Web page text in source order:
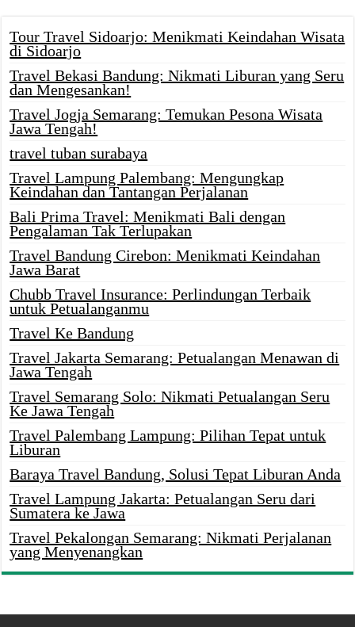
Tour Travel Sidoarjo: Menikmati Keindahan Wisata
di Sidoarjo
Travel Bekasi Bandung: Nikmati Liburan yang Seru
dan Mengesankan!
Travel Jogja Semarang: Temukan Pesona Wisata
Jawa Tengah!
travel tuban surabaya
Travel Lampung Palembang: Mengungkap
Keindahan dan Tantangan Perjalanan
Bali Prima Travel: Menikmati Bali dengan
Pengalaman Tak Terlupakan
Travel Bandung Cirebon: Menikmati Keindahan
Jawa Barat
Chubb Travel Insurance: Perlindungan Terbaik
untuk Petualanganmu
Travel Ke Bandung
Travel Jakarta Semarang: Petualangan Menawan di
Jawa Tengah
Travel Semarang Solo: Nikmati Petualangan Seru
Ke Jawa Tengah
Travel Palembang Lampung: Pilihan Tepat untuk
Liburan
Baraya Travel Bandung, Solusi Tepat Liburan Anda
Travel Lampung Jakarta: Petualangan Seru dari
Sumatera ke Jawa
Travel Pekalongan Semarang: Nikmati Perjalanan
yang Menyenangkan